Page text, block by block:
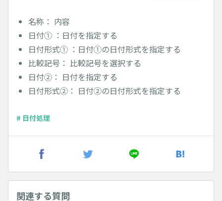
名称： 内容
日付① ：日付を指定する
日付形式① ：日付①の日付形式を指定する
比較記号： 比較記号を選択する
日付②： 日付を指定する
日付形式②： 日付②の日付形式を指定する
# 日付処理
関連する質問